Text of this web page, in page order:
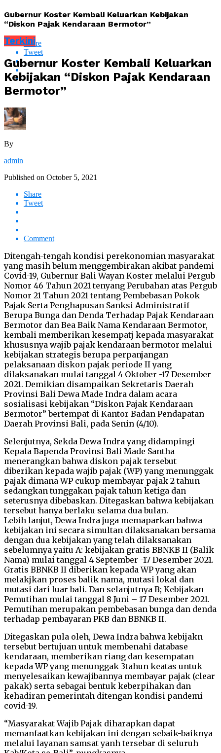
Gubernur Koster Kembali Keluarkan Kebijakan
“Diskon Pajak Kendaraan Bermotor”
Share
Tweet
Terkini
Gubernur Koster Kembali Keluarkan
Kebijakan “Diskon Pajak Kendaraan
Bermotor”
By
admin
Published on October 5, 2021
Share
Tweet
Comment
Ditengah-tengah kondisi perekonomian masyarakat
yang masih belum menggembirakan akibat pandemi
Covid-19, Gubernur Bali Wayan Koster melalui Pergub
Nomor 46 Tahun 2021 tenyang Perubahan atas Pergub
Nomor 21 Tahun 2021 tentang Pembebasan Pokok
Pajak Serta Penghapusan Sanksi Administratif
Berupa Bunga dan Denda Terhadap Pajak Kendaraan
Bermotor dan Bea Baik Nama Kendaraan Bermotor,
kembali memberikan kesempatj kepada masyarakat
khususnya wajib pajak kendaraan bermotor melalui
kebijakan strategis berupa perpanjangan
pelaksanaan diskon pajak periode II yang
dilaksanakan mulai tanggal 4 Oktober -17 Desember
2021. Demikian disampaikan Sekretaris Daerah
Provinsi Bali Dewa Made Indra dalam acara
sosialisasi kebijakan “Diskon Pajak Kendaraan
Bermotor” bertempat di Kantor Badan Pendapatan
Daerah Provinsi Bali, pada Senin (4/10).
Selenjutnya, Sekda Dewa Indra yang didampingi
Kepala Bapenda Provinsi Bali Made Santha
menerangkan bahwa diskon pajak tersebut
diberikan kepada wajib pajak (WP) yang menunggak
pajak dimana WP cukup membayar pajak 2 tahun
sedangkan tunggakan pajak tahun ketiga dan
seterusnya dibebaskan. Ditegaskan bahwa kebijakan
tersebut hanya berlaku selama dua bulan.
Lebih lanjut, Dewa Indra juga memaparkan bahwa
kebijakan ini secara simultan dilaksanakan bersama
dengan dua kebijakan yang telah dilaksanakan
sebelumnya yaitu A: kebijakan gratis BBNKB II (Balik
Nama) mulai tanggal 4 September -17 Desember 2021.
Gratis BBNKB II diberikan kepada WP yang akan
melakjkan proses balik nama, mutasi lokal dan
mutasi dari luar bali. Dan selanjutnya B; Kebijakan
Pemutihan mulai tanggal 8 Juni – 17 Desember 2021.
Pemutihan merupakan pembebasan bunga dan denda
terhadap pembayaran PKB dan BBNKB II.
Ditegaskan pula oleh, Dewa Indra bahwa kebijakn
tersebut bertujuan untuk membenahi database
kendaraan, memberikan riang dan kesempatan
kepada WP yang menunggak 3tahun keatas untuk
menyelesaikan kewajibannya membayar pajak (clear
pakak) serta sebagai bentuk keberpihakan dan
kehadiran pemerintah ditengan kondisi pandemi
covid-19.
“Masyarakat Wajib Pajak diharapkan dapat
memanfaatkan kebijakan ini dengan sebaik-baiknya
melalui layanan samsat yanh tersebar di seluruh